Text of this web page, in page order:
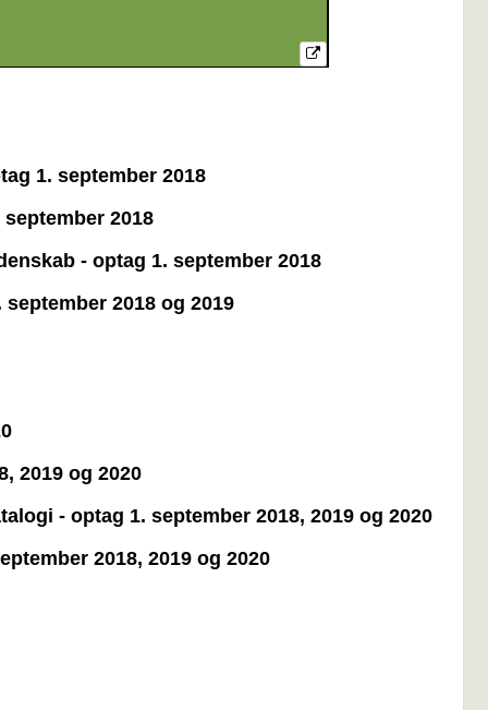
1. september 2018
2018
- optag 1. september 2018
2018 og 2019
2019 og 2020
- optag 1. september 2018, 2019 og 2020
2018, 2019 og 2020